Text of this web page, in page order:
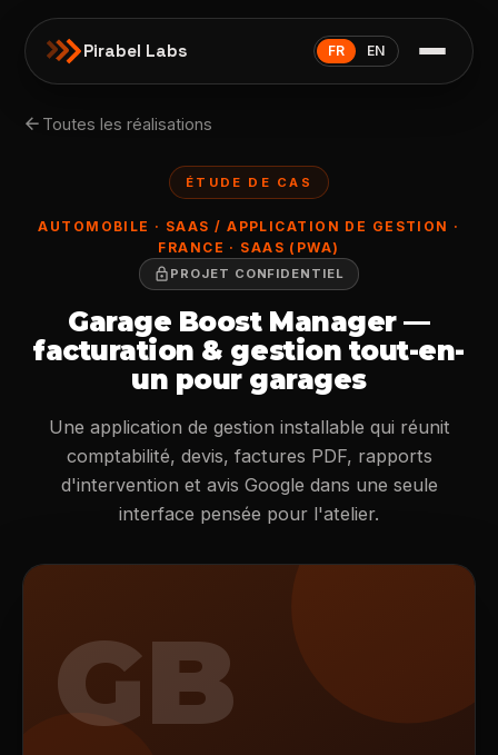
Pirabel Labs FR EN
arrow_back Toutes les réalisations
ÉTUDE DE CAS
AUTOMOBILE · SAAS / APPLICATION DE GESTION ·
FRANCE · SAAS (PWA)
lock PROJET CONFIDENTIEL
Garage Boost Manager —
facturation & gestion tout-en-
un pour garages
Une application de gestion installable qui réunit
comptabilité, devis, factures PDF, rapports
d'intervention et avis Google dans une seule
interface pensée pour l'atelier.
GB